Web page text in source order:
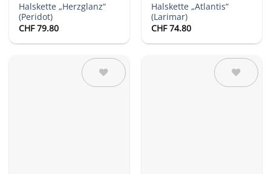
Halskette „Herzglanz“
(Peridot)
CHF79.80
Halskette „Atlantis“
(Larimar)
CHF74.80